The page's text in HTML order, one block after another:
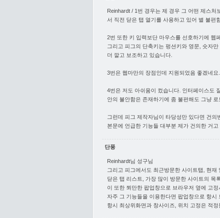
Reinhardt / 1번 경우는 제 경우 그 어떤 제스
서 직전 닫은 탭 열기를 사용하고 있어 별 불편
2번 또한 키 입력보단 마우스를 선호하기에 웹
그리고 피그의 단축키는 펑션키와 영문, 숫자
더 깔고 보조하고 있습니다.
3번은 웹마만의 장점인데 지원되었음 좋겠네요.
4번은 저도 아쉬움이 컸습니다. 인터페이스도
안의 불안함은 존재하기에 좀 불편해도 그냥
그런데 피그 제작자님이 타당성만 있다면 건
본문에 언급한 기능들 대부분 제가 건의한 거
단풍
Reinhardt님 성구님
그리고 피그에서도 최근방문한 사이트탭, 현재
닫은 탭 리스트, 가장 많이 방문한 사이트의 목
이 또한 쬐만한 팝업창으로 브라우저 옆에 고
자주 그 기능들을 이용한다면 팝업창으로 항
항시 최상위화면과 창사이즈, 위치 고정은 적